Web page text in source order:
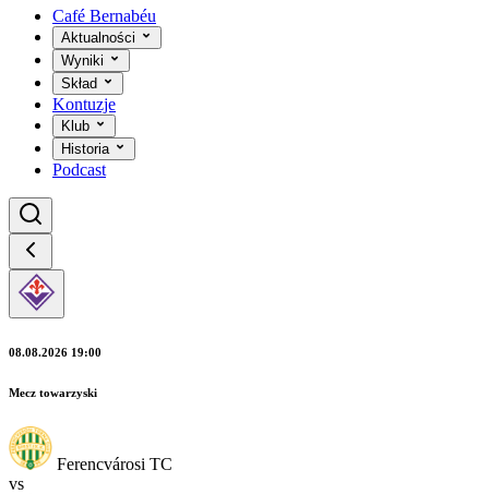
Café Bernabéu
Aktualności
Wyniki
Skład
Kontuzje
Klub
Historia
Podcast
08.08.2026 19:00
Mecz towarzyski
Ferencvárosi TC
vs